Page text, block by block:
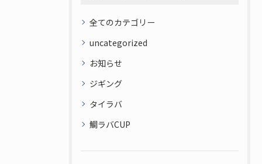
全てのカテゴリー
uncategorized
お知らせ
ジギング
タイラバ
鯛ラバCUP